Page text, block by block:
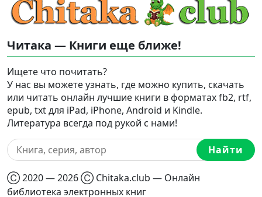
Читака — Книги еще ближе!
Ищете что почитать?
У нас вы можете узнать, где можно купить, скачать
или читать онлайн лучшие книги в форматах fb2, rtf,
epub, txt для iPad, iPhone, Android и Kindle.
Литература всегда под рукой с нами!
Найти
Ⓒ 2020 — 2026 Ⓒ Chitaka.club — Онлайн
библиотека электронных книг